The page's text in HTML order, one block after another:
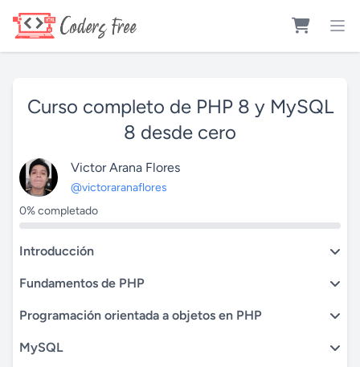
Curso completo de PHP 8 y MySQL
8 desde cero
Victor Arana Flores
@victoraranaflores
0% completado
Introducción
Fundamentos de PHP
Programación orientada a objetos en PHP
MySQL